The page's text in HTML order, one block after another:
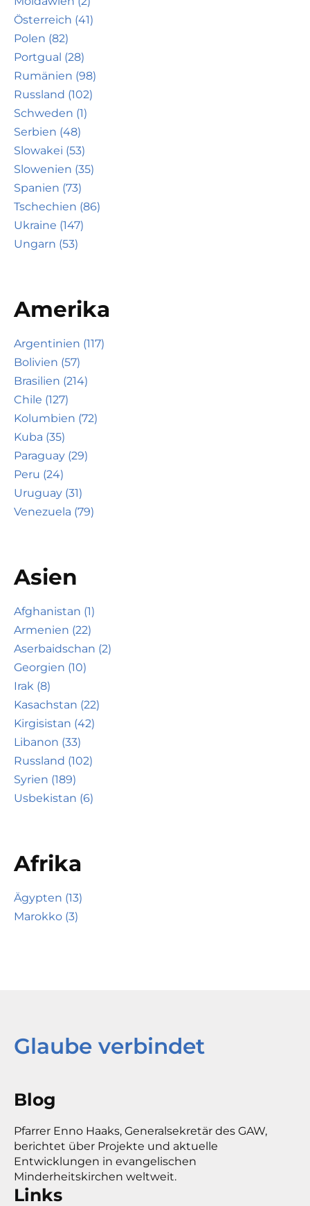
Österreich (41)
Polen (82)
Portgual (28)
Rumänien (98)
Russland (102)
Schweden (1)
Serbien (48)
Slowakei (53)
Slowenien (35)
Spanien (73)
Tschechien (86)
Ukraine (147)
Ungarn (53)
Amerika
Argentinien (117)
Bolivien (57)
Brasilien (214)
Chile (127)
Kolumbien (72)
Kuba (35)
Paraguay (29)
Peru (24)
Uruguay (31)
Venezuela (79)
Asien
Afghanistan (1)
Armenien (22)
Aserbaidschan (2)
Georgien (10)
Irak (8)
Kasachstan (22)
Kirgisistan (42)
Libanon (33)
Russland (102)
Syrien (189)
Usbekistan (6)
Afrika
Ägypten (13)
Marokko (3)
Glaube verbindet
Blog
Pfarrer Enno Haaks, Generalsekretär des GAW,
berichtet über Projekte und aktuelle
Entwicklungen in evangelischen
Minderheitskirchen weltweit.
Links